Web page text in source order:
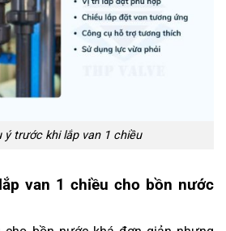
ý trước khi lắp van 1 chiều
van 1 chiều cho bồn nước